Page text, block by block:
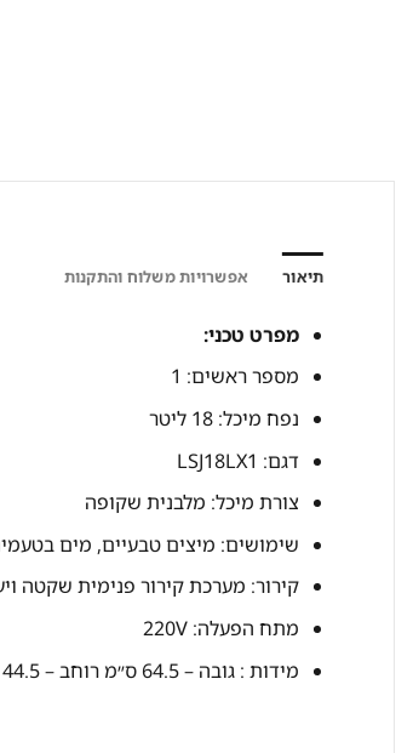
תיאור אפשרויות משלוח והתקנות
מפרט טכני:
מספר ראשים: 1
נפח מיכל: 18 ליטר
דגם: LSJ18LX1
צורת מיכל: מלבנית שקופה
שימושים: מיצים טבעיים, מים
קירור: מערכת קירור פנימית שקטה
מתח הפעלה: 220V
מידות : גובה – 64.5 ס״מ רוחב – 44.5 ס״מ עומק – 33 ס״מ